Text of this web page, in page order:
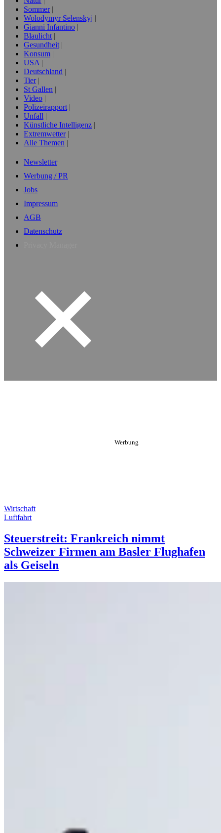
Sommer
Wolodymyr Selenskyj
Gianni Infantino
Blaulicht
Gesundheit
Konsum
USA
Deutschland
Tier
St Gallen
Video
Polizeirapport
Unfall
Künstliche Intelligenz
Extremwetter
Alle Themen
Newsletter
Werbung / PR
Jobs
Impressum
AGB
Datenschutz
Wirtschaft
Luftfahrt
Steuerstreit: Frankreich nimmt
Schweizer Firmen am Basler Flughafen
als Geiseln